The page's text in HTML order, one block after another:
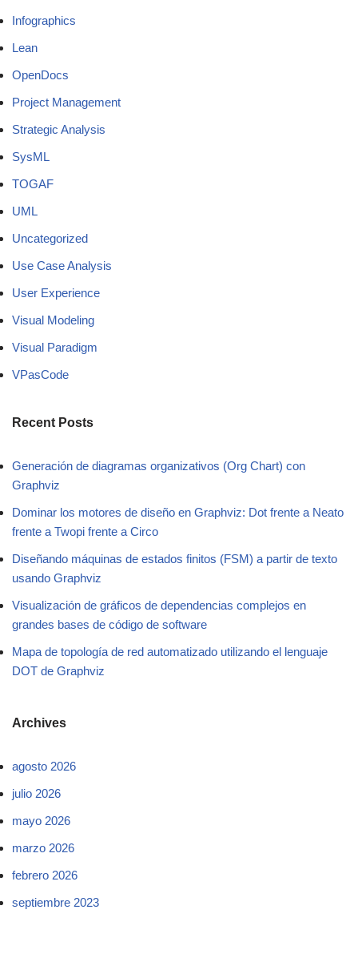
Infographics
Lean
OpenDocs
Project Management
Strategic Analysis
SysML
TOGAF
UML
Uncategorized
Use Case Analysis
User Experience
Visual Modeling
Visual Paradigm
VPasCode
Recent Posts
Generación de diagramas organizativos (Org Chart) con
Graphviz
Dominar los motores de diseño en Graphviz: Dot frente a Neato
frente a Twopi frente a Circo
Diseñando máquinas de estados finitos (FSM) a partir de texto
usando Graphviz
Visualización de gráficos de dependencias complejos en
grandes bases de código de software
Mapa de topología de red automatizado utilizando el lenguaje
DOT de Graphviz
Archives
agosto 2026
julio 2026
mayo 2026
marzo 2026
febrero 2026
septiembre 2023